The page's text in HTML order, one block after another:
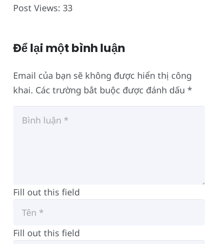
Post Views: 33
Để lại một bình luận
Email của bạn sẽ không được hiển thị công
khai. Các trường bắt buộc được đánh dấu *
Fill out this field
Fill out this field